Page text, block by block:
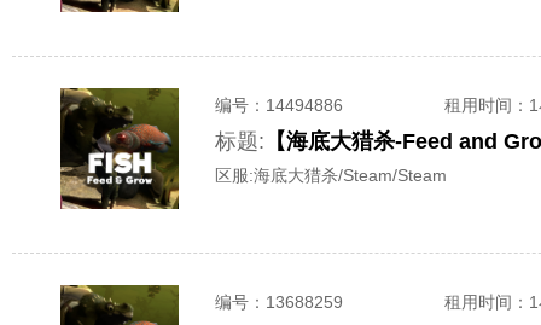
编号： 14494886 租用时间 ：
标题: 【海底大猎杀-Feed and
区服:海底大猎杀/Steam/Steam
编号： 13688259 租用时间 ：